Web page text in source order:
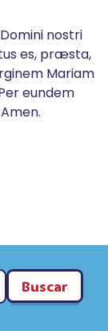
nostri
es, præsta,
Mariam
eundem
Buscar